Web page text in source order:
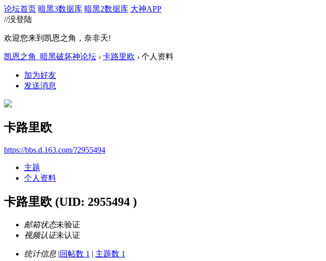
论坛首页 暗黑3数据库 暗黑2数据库 大神APP
//没登陆
欢迎您来到凯恩之角，奈非天!
凯恩之角_暗黑破坏神论坛 › 卡路里欧 › 个人资料
加为好友
发送消息
卡路里欧
https://bbs.d.163.com/?2955494
主题
个人资料
卡路里欧 (UID: 2955494 )
邮箱状态未验证
视频认证未认证
统计信息 |回帖数 1 | 主题数 1